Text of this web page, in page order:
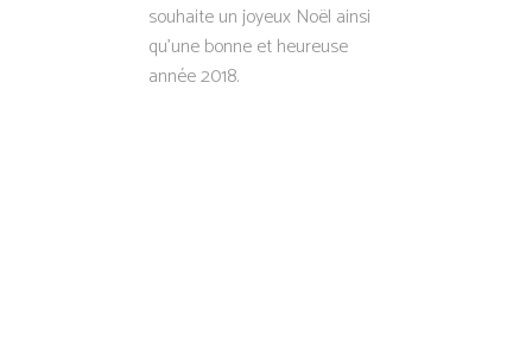
souhaite un joyeux Noël ainsi
qu’une bonne et heureuse
année 2018.